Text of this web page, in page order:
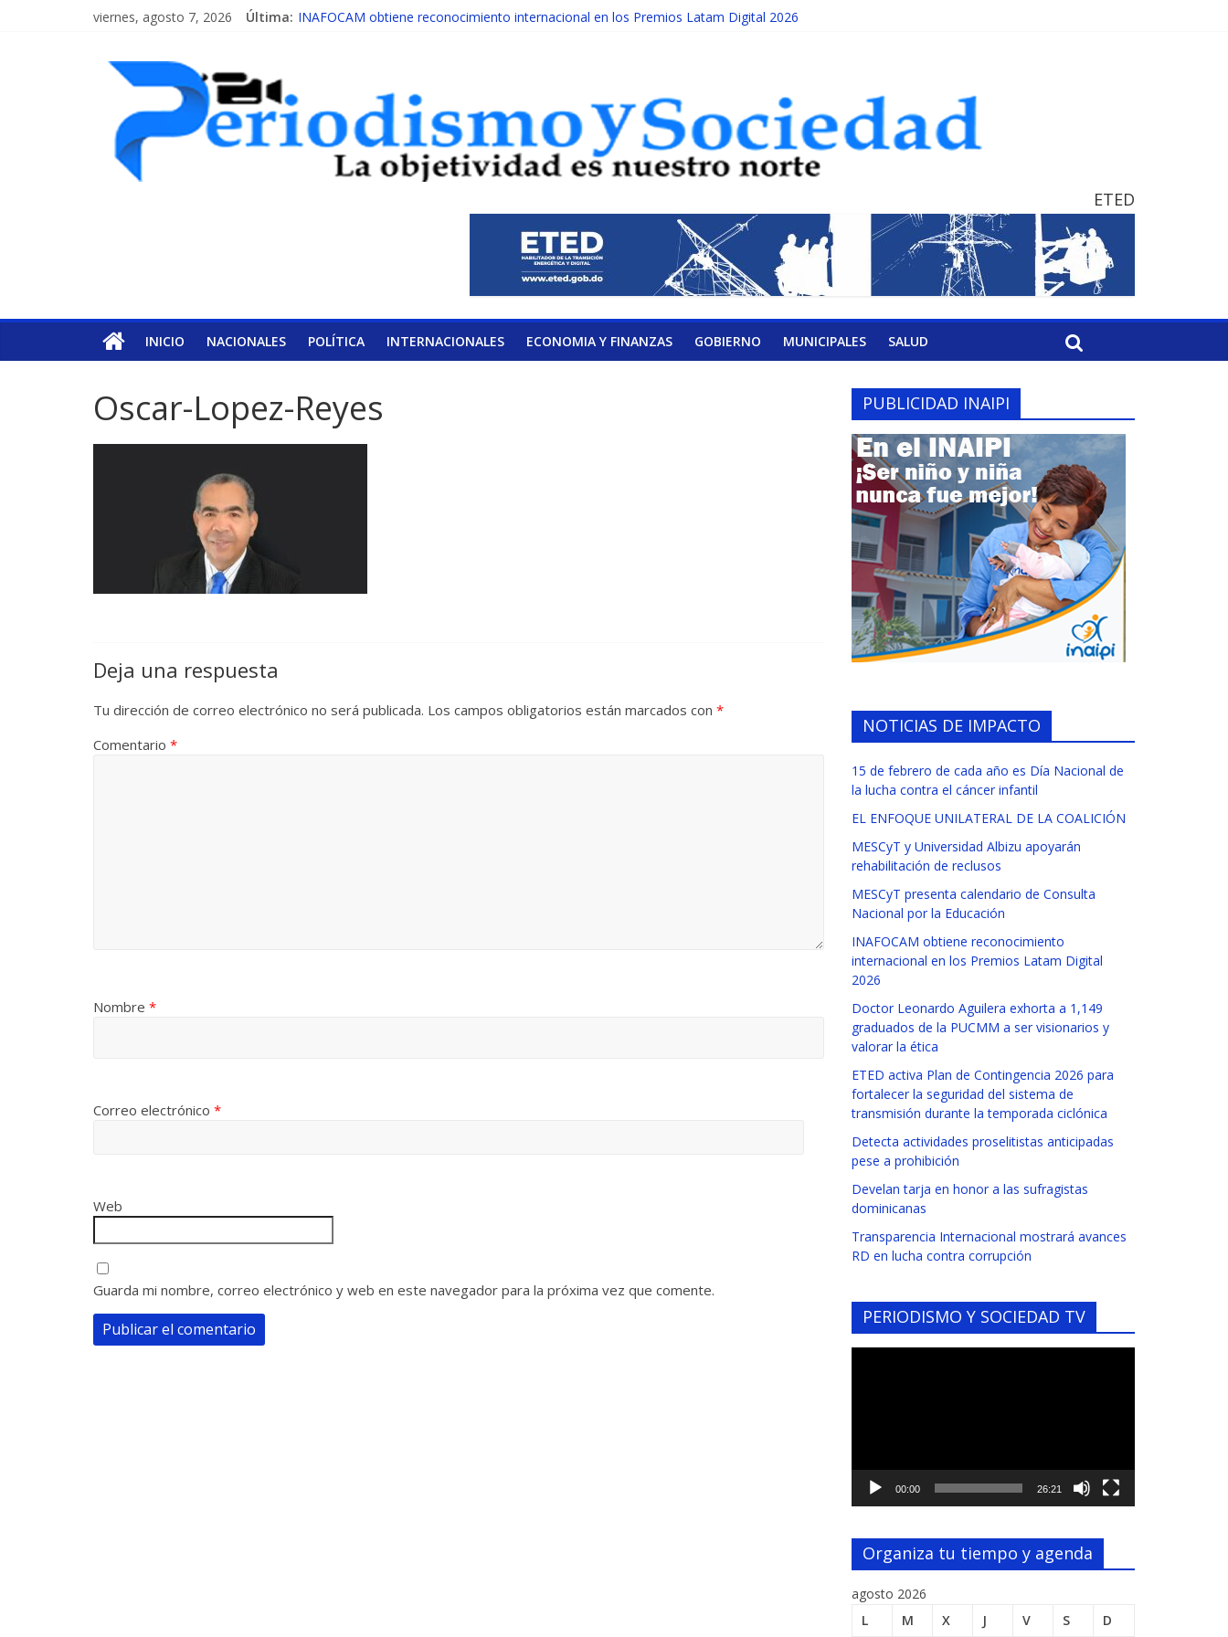
viernes, agosto 7, 2026 Última: INAFOCAM obtiene reconocimiento internacional en los Premios Latam Digital 2026
MESCyT presenta calendario de Consulta Nacional por la Educación
ETED
INICIO NACIONALES POLÍTICA INTERNACIONALES ECONOMIA Y FINANZAS GOBIERNO MUNICIPALES SALUD
Oscar-Lopez-Reyes
Deja una respuesta
Tu dirección de correo electrónico no será publicada. Los campos obligatorios están marcados con *
Comentario *
Nombre *
Correo electrónico *
Web
Guarda mi nombre, correo electrónico y web en este navegador para la próxima vez que comente.
PUBLICIDAD INAIPI
NOTICIAS DE IMPACTO
15 de febrero de cada año es Día Nacional de
la lucha contra el cáncer infantil
EL ENFOQUE UNILATERAL DE LA COALICIÓN
MESCyT y Universidad Albizu apoyarán
rehabilitación de reclusos
MESCyT presenta calendario de Consulta
Nacional por la Educación
INAFOCAM obtiene reconocimiento
internacional en los Premios Latam Digital
2026
Doctor Leonardo Aguilera exhorta a 1,149
graduados de la PUCMM a ser visionarios y
valorar la ética
ETED activa Plan de Contingencia 2026 para
fortalecer la seguridad del sistema de
transmisión durante la temporada ciclónica
Detecta actividades proselitistas anticipadas
pese a prohibición
Develan tarja en honor a las sufragistas
dominicanas
Transparencia Internacional mostrará avances
RD en lucha contra corrupción
PERIODISMO Y SOCIEDAD TV
00:00 26:21
Organiza tu tiempo y agenda
agosto 2026
L
M X J V S D